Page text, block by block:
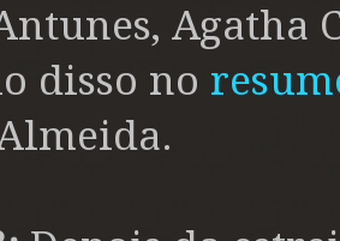
Agatha
disso no